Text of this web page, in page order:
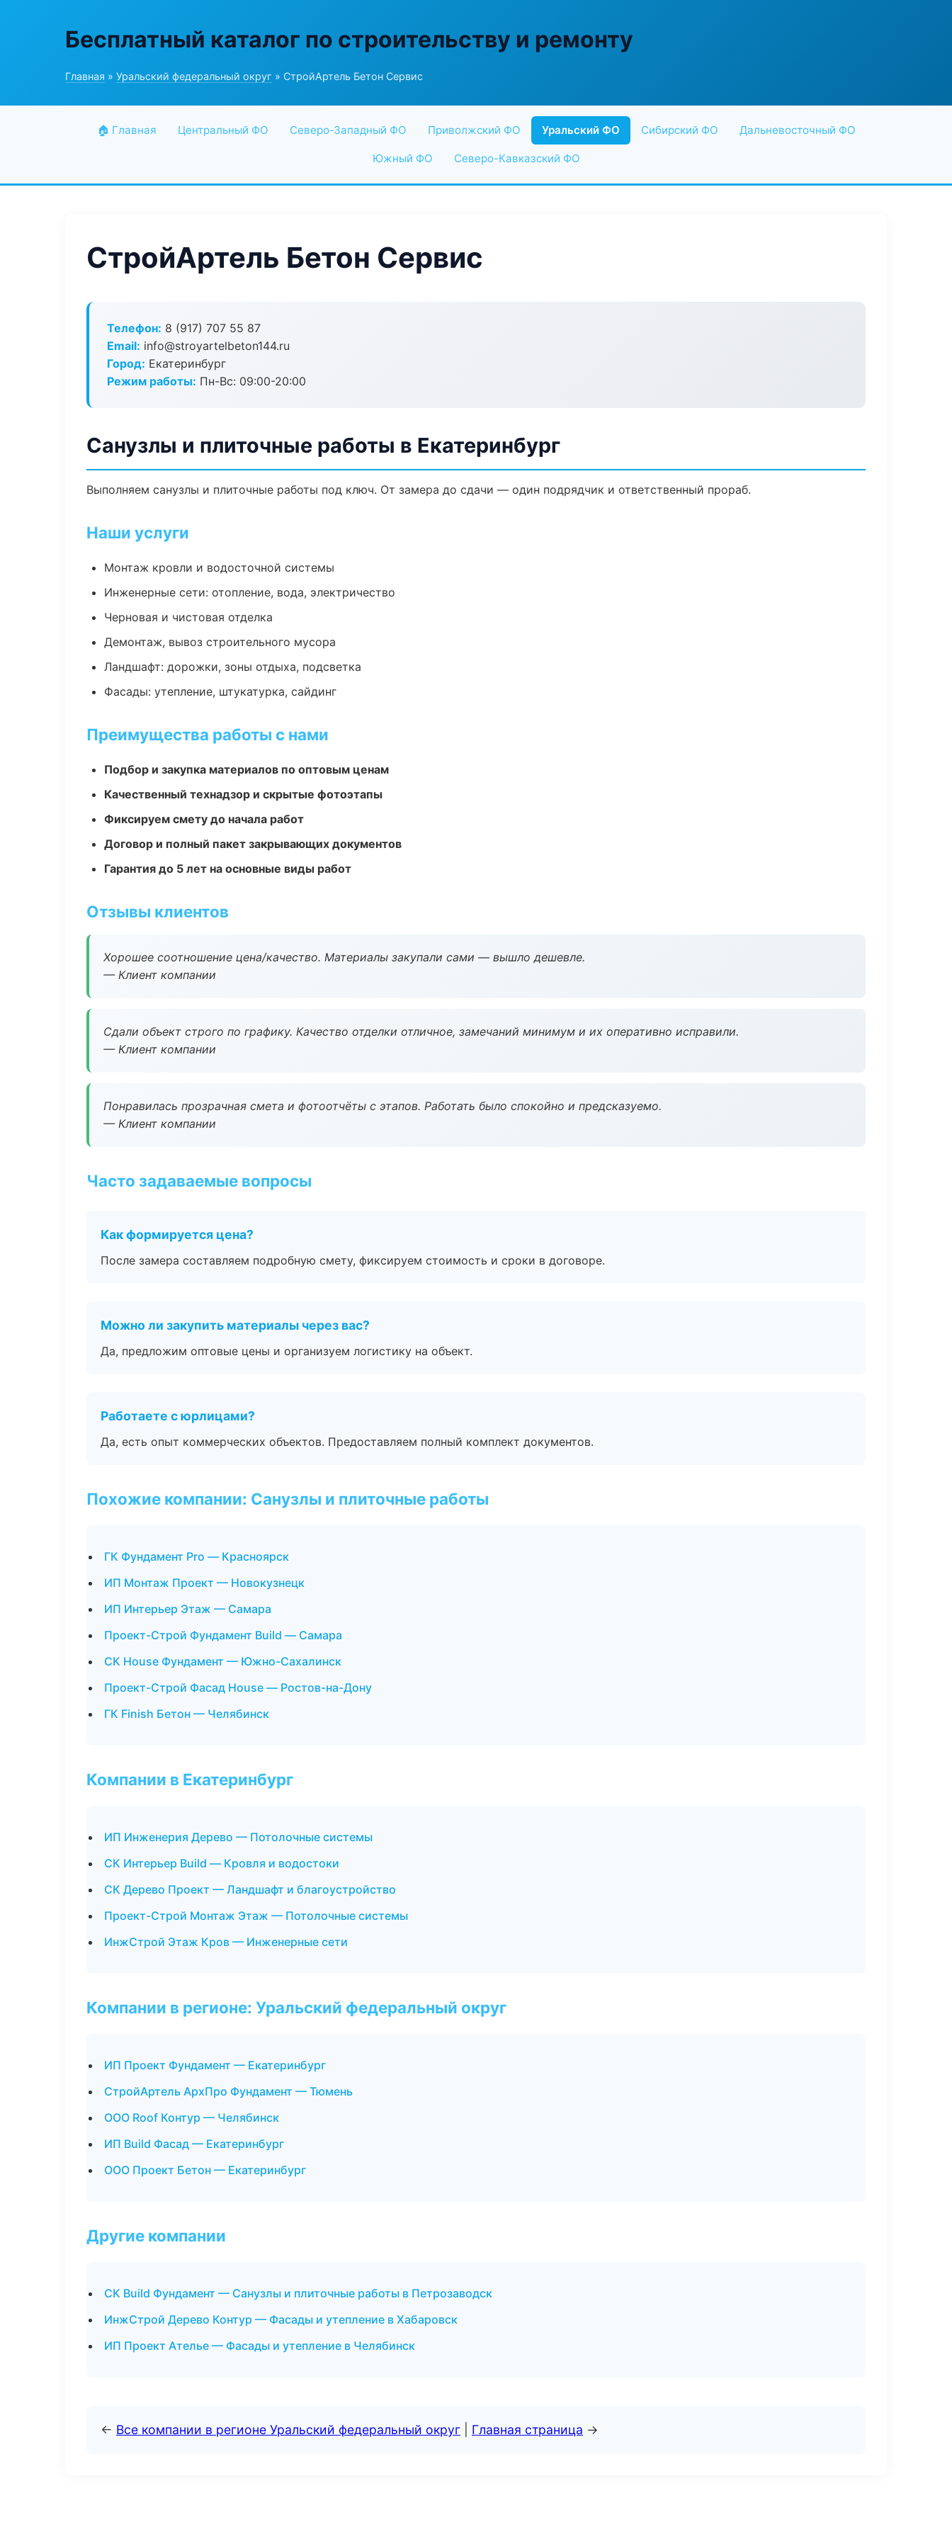
Бесплатный каталог по строительству и ремонту
Главная » Уральский федеральный округ » СтройАртель Бетон Сервис
🏠 Главная Центральный ФО Северо-Западный ФО Приволжский ФО Уральский ФО Сибирский ФО Дальневосточный ФО
Южный ФО Северо-Кавказский ФО
СтройАртель Бетон Сервис
Телефон: 8 (917) 707 55 87
Email: info@stroyartelbeton144.ru
Город: Екатеринбург
Режим работы: Пн-Вс: 09:00-20:00
Санузлы и плиточные работы в Екатеринбург
Выполняем санузлы и плиточные работы под ключ. От замера до сдачи — один подрядчик и ответственный прораб.
Наши услуги
Монтаж кровли и водосточной системы
Инженерные сети: отопление, вода, электричество
Черновая и чистовая отделка
Демонтаж, вывоз строительного мусора
Ландшафт: дорожки, зоны отдыха, подсветка
Фасады: утепление, штукатурка, сайдинг
Преимущества работы с нами
Подбор и закупка материалов по оптовым ценам
Качественный технадзор и скрытые фотоэтапы
Фиксируем смету до начала работ
Договор и полный пакет закрывающих документов
Гарантия до 5 лет на основные виды работ
Отзывы клиентов
Хорошее соотношение цена/качество. Материалы закупали сами — вышло дешевле.
— Клиент компании
Сдали объект строго по графику. Качество отделки отличное, замечаний минимум и их оперативно исправили.
— Клиент компании
Понравилась прозрачная смета и фотоотчёты с этапов. Работать было спокойно и предсказуемо.
— Клиент компании
Часто задаваемые вопросы
Как формируется цена?
После замера составляем подробную смету, фиксируем стоимость и сроки в договоре.
Можно ли закупить материалы через вас?
Да, предложим оптовые цены и организуем логистику на объект.
Работаете с юрлицами?
Да, есть опыт коммерческих объектов. Предоставляем полный комплект документов.
Похожие компании: Санузлы и плиточные работы
ГК Фундамент Pro — Красноярск
ИП Монтаж Проект — Новокузнецк
ИП Интерьер Этаж — Самара
Проект-Строй Фундамент Build — Самара
СК House Фундамент — Южно-Сахалинск
Проект-Строй Фасад House — Ростов-на-Дону
ГК Finish Бетон — Челябинск
Компании в Екатеринбург
ИП Инженерия Дерево — Потолочные системы
СК Интерьер Build — Кровля и водостоки
СК Дерево Проект — Ландшафт и благоустройство
Проект-Строй Монтаж Этаж — Потолочные системы
ИнжСтрой Этаж Кров — Инженерные сети
Компании в регионе: Уральский федеральный округ
ИП Проект Фундамент — Екатеринбург
СтройАртель АрхПро Фундамент — Тюмень
ООО Roof Контур — Челябинск
ИП Build Фасад — Екатеринбург
ООО Проект Бетон — Екатеринбург
Другие компании
СК Build Фундамент — Санузлы и плиточные работы в Петрозаводск
ИнжСтрой Дерево Контур — Фасады и утепление в Хабаровск
ИП Проект Ателье — Фасады и утепление в Челябинск
← Все компании в регионе Уральский федеральный округ Главная страница →